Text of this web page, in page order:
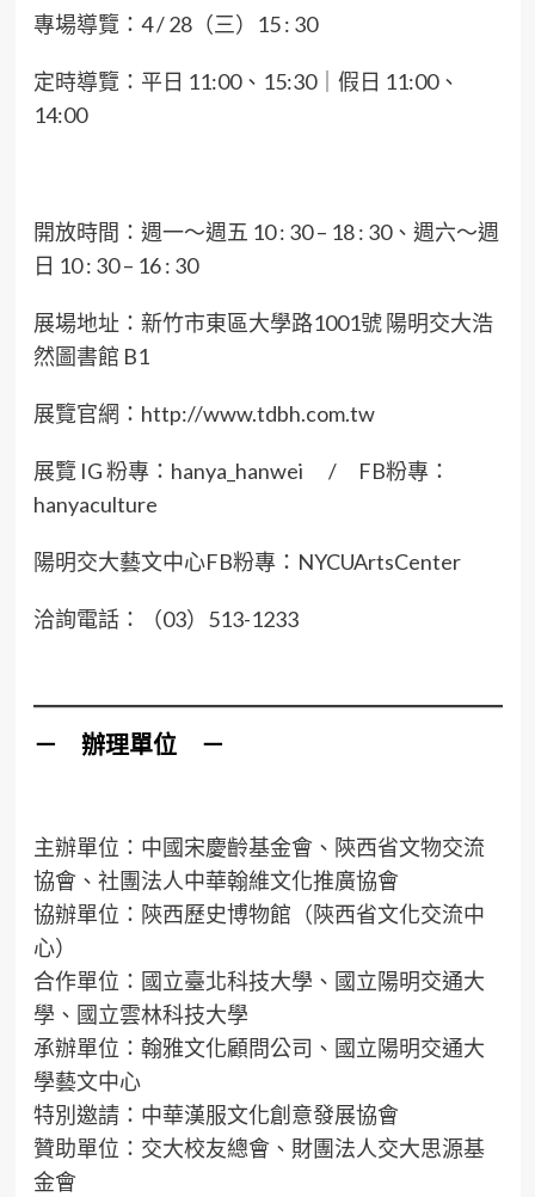
專場導覽：4 / 28（三）15 : 30
定時導覽：平日 11:00、15:30｜假日 11:00、
14:00
開放時間：週一～週五 10 : 30 – 18 : 30、週六～週
日 10 : 30 – 16 : 30
展場地址：新竹市東區大學路1001號 陽明交大浩
然圖書館 B1
展覽官網：http://www.tdbh.com.tw
展覽 IG 粉專：hanya_hanwei / FB粉專：
hanyaculture
陽明交大藝文中心FB粉專：NYCUArtsCenter
洽詢電話：（03）513-1233
－ 辦理單位 －
主辦單位：中國宋慶齡基金會、陝西省文物交流
協會、社團法人中華翰維文化推廣協會
協辦單位：陝西歷史博物館（陝西省文化交流中
心）
合作單位：國立臺北科技大學、國立陽明交通大
學、國立雲林科技大學
承辦單位：翰雅文化顧問公司、國立陽明交通大
學藝文中心
特別邀請：中華漢服文化創意發展協會
贊助單位：交大校友總會、財團法人交大思源基
金會